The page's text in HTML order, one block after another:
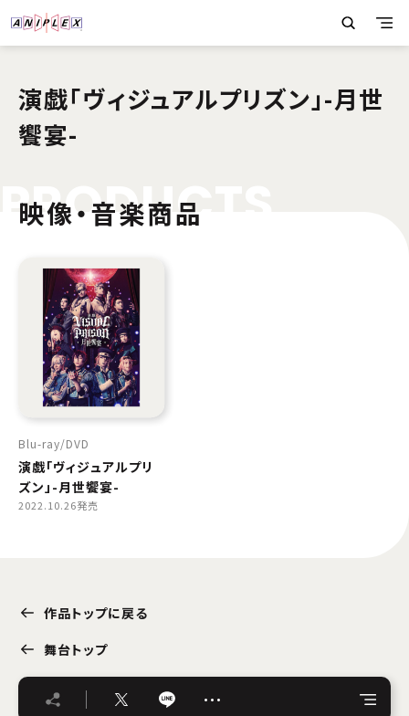
演戯「ヴィジュアルプリズン」-月世
饗宴-
PRODUC
映像・音楽商品
Blu-ray DVD
演戯「ヴィジュアルプリ
ズン」-月世饗宴-
2022.10.26発売
作品トップに戻る
舞台トップ
…